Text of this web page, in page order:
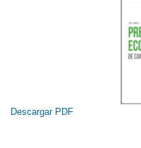
Descargar PDF